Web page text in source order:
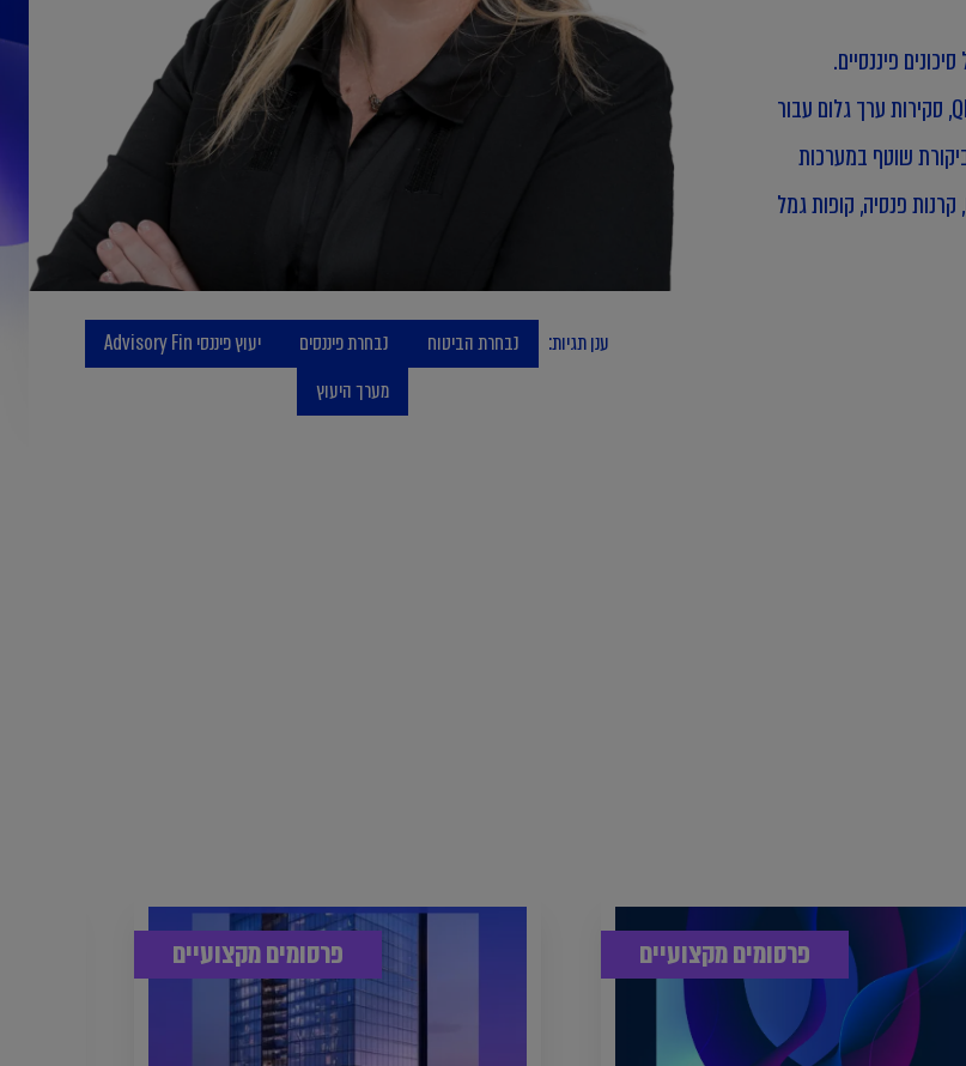
היא מתמחה במתן שירותי ייעוץ בעניין באזל III וסולבנסי II, לרבות סקירות QIS, סקירות ערך גלום עבור
שוטף במערכות
קרנות פנסיה, קופות גמל
ענן תגיות: נבחרת הביטוח נבחרת פיננסים
יעוץ פיננסי Advisory Fin
מערך היעוץ
פרסומים מקצועיים פרסומים מקצועיים